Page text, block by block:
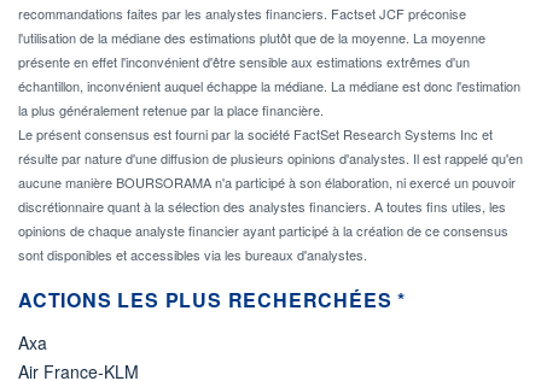
recommandations faites par les analystes financiers. Factset JCF préconise
l'utilisation de la médiane des estimations plutôt que de la moyenne. La moyenne
présente en effet l'inconvénient d'être sensible aux estimations extrêmes d'un
échantillon, inconvénient auquel échappe la médiane. La médiane est donc l'estimation
la plus généralement retenue par la place financière.
Le présent consensus est fourni par la société FactSet Research Systems Inc et
résulte par nature d'une diffusion de plusieurs opinions d'analystes. Il est rappelé qu'en
aucune manière BOURSORAMA n'a participé à son élaboration, ni exercé un pouvoir
discrétionnaire quant à la sélection des analystes financiers. A toutes fins utiles, les
opinions de chaque analyste financier ayant participé à la création de ce consensus
sont disponibles et accessibles via les bureaux d'analystes.
ACTIONS LES PLUS RECHERCHÉES *
Axa
Air France-KLM